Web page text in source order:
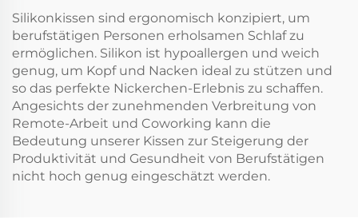
Silikonkissen sind ergonomisch konzipiert, um
berufstätigen Personen erholsamen Schlaf zu
ermöglichen. Silikon ist hypoallergen und weich
genug, um Kopf und Nacken ideal zu stützen und
so das perfekte Nickerchen-Erlebnis zu schaffen.
Angesichts der zunehmenden Verbreitung von
Remote-Arbeit und Coworking kann die
Bedeutung unserer Kissen zur Steigerung der
Produktivität und Gesundheit von Berufstätigen
nicht hoch genug eingeschätzt werden.